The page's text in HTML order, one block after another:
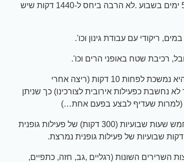
גופנית נמרצת. זה בערך 30 אימון ביום 5 ימים בשבוע .לא הרבה ביחס ל-1440 דקות שיש
ריקודי עם עבודת גינון וכו'.
רכיבת שטח באופני הרים וכו'.
הפעילות נחשבת לפעילות אירובית אם היא נמשכת לפחות 10 דקות (ריצה אחרי
היא טובה אך לא נחשבת כפעילות אירובית לצורכינו) כך שניתן
(למרות שעדיף לבצע בפעם אחת…)
למטרת שיפור נוסף יש לשאוף להגיע לחמש שעות שבועיות (300 דקות) של פעילות גופנית
השרירים השונות (רגליים ,גב, חזה, כתפיים,